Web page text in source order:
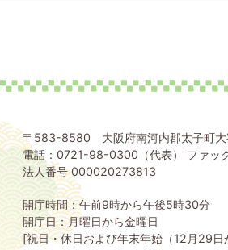
〒583-8580 大阪府南河内郡太子町大
電話：0721-98-0300（代表） ファッ
法人番号 000020273813
開庁時間：午前9時から午後5時30分
開庁日：月曜日から金曜日
[祝日・休日および年末年始（12月29日